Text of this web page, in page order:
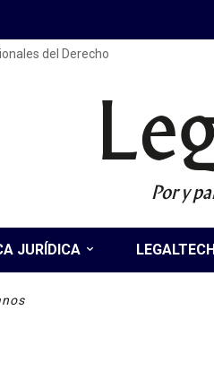
del Derecho
Por y
JURÍDICA